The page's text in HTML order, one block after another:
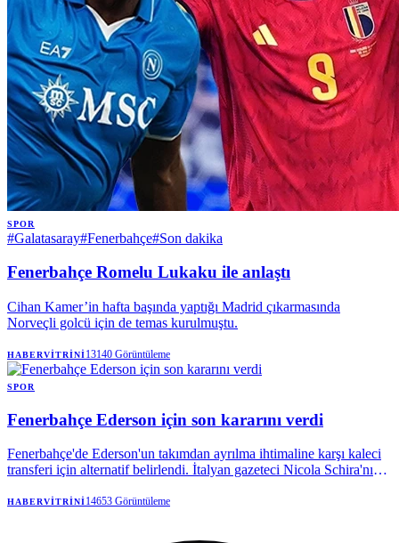
SPOR
#Galatasaray#Fenerbahçe#Son dakika
Fenerbahçe Romelu Lukaku ile anlaştı
Cihan Kamer’in hafta başında yaptığı Madrid çıkarmasında
Norveçli golcü için de temas kurulmuştu.
HABERVITRINI13140 Görüntüleme
SPOR
Fenerbahçe Ederson için son kararını verdi
Fenerbahçe'de Ederson'un takımdan ayrılma ihtimaline karşı kaleci
transferi için alternatif belirlendi. İtalyan gazeteci Nicola Schira'nın
Milinkovic-Savic için bilgi aldı.
HABERVITRINI14653 Görüntüleme